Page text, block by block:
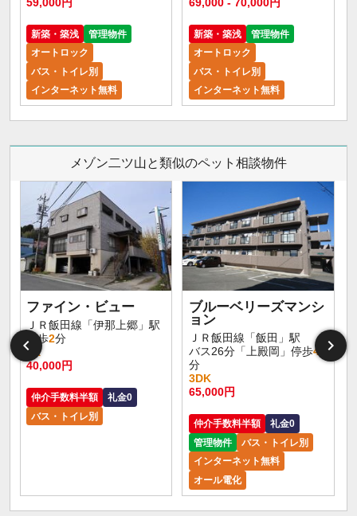
新築・築浅
管理物件
オートロック
バス・トイレ別
インターネット無料
新築・築浅
管理物件
オートロック
バス・トイレ別
インターネット無料
メゾン二ツ山と類似のペット相談物件
ファイン・ビュー
ＪＲ飯田線「伊那上郷」駅
徒歩2分
1K
40,000円
仲介手数料半額
礼金0
バス・トイレ別
ブルーベリーズマンシ
ョン
ＪＲ飯田線「飯田」駅
バス26分「上殿岡」停歩4
分
3DK
65,000円
仲介手数料半額
礼金0
管理物件
バス・トイレ別
インターネット無料
オール電化